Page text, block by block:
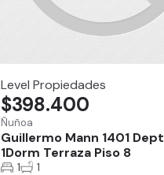
Level Propiedades
Ñuñoa
Guillermo Mann 1401
1Dorm Terraza Piso 8
$398.400
1 1